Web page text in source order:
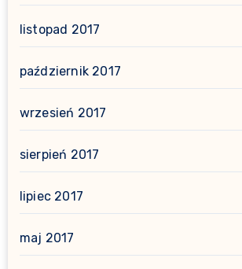
listopad 2017
październik 2017
wrzesień 2017
sierpień 2017
lipiec 2017
maj 2017